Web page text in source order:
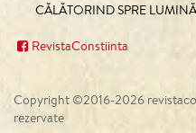
CĂLĂTORIND SPRE LUMINĂ
RevistaConstiinta
Copyright ©2016-2026
rezervate